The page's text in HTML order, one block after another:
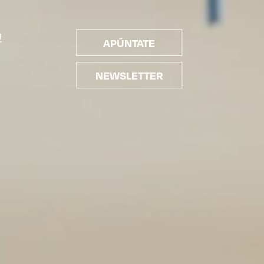
APÚNTATE
NEWSLETTER